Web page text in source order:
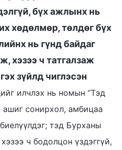
бүх ажлынх нь
хөдөлмөр, төлдөг бүх
нь гүнд байдаг
хэзээ ч татгалзаж
зүйлд чиглэсэн
илчлэх нь номын “Тэд
ашиг сонирхол, амбицаа
тэд Бурханы
ч бодолцон үздэггүй,